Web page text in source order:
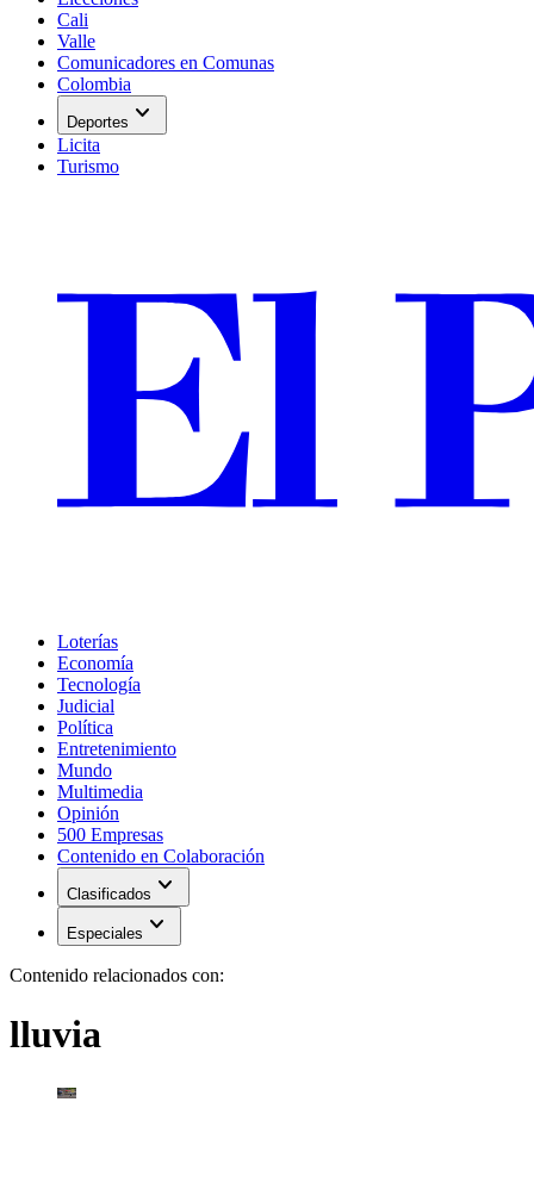
Cali
Valle
Comunicadores en Comunas
Colombia
Deportes expand_more
Licita
Turismo
Loterías
Economía
Tecnología
Judicial
Política
Entretenimiento
Mundo
Multimedia
Opinión
500 Empresas
Contenido en Colaboración
Clasificados expand_more
Especiales expand_more
Contenido relacionados con:
lluvia